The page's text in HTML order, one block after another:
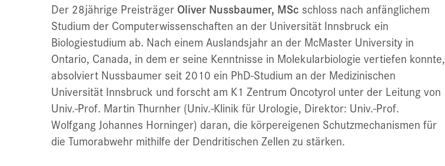
Der 28jährige Preisträger Oliver Nussbaumer, MSc schloss nach anfänglichem
Studium der Computerwissenschaften an der Universität Innsbruck ein
Biologiestudium ab. Nach einem Auslandsjahr an der McMaster University in
Ontario, Canada, in dem er seine Kenntnisse in Molekularbiologie vertiefen konnte,
absolviert Nussbaumer seit 2010 ein PhD-Studium an der Medizinischen
Universität Innsbruck und forscht am K1 Zentrum Oncotyrol unter der Leitung von
Univ.-Prof. Martin Thurnher (Univ.-Klinik für Urologie, Direktor: Univ.-Prof.
Wolfgang Johannes Horninger) daran, die körpereigenen Schutzmechanismen für
die Tumorabwehr mithilfe der Dendritischen Zellen zu stärken.